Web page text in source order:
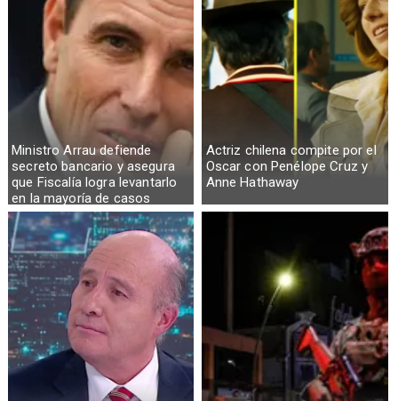
Ministro Arrau defiende
secreto bancario y asegura
que Fiscalía logra levantarlo
en la mayoría de casos
Actriz chilena compite por el
Oscar con Penélope Cruz y
Anne Hathaway